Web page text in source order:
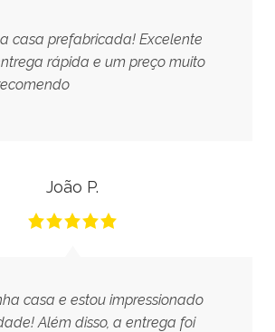
casa prefabricada! Excelente
rápida e um preço muito
casa e estou impressionado
Além disso, a entrega foi
João P.